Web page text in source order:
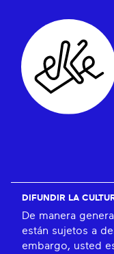
DIFUNDIR LA
De manera
están sujetos a
embargo, usted